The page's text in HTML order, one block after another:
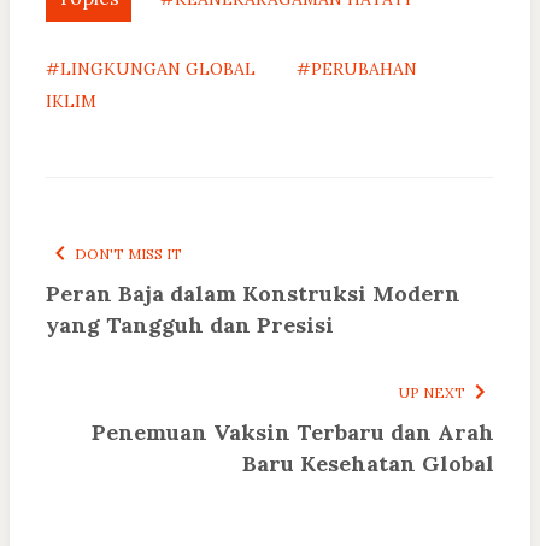
#LINGKUNGAN GLOBAL
#PERUBAHAN
IKLIM
DON'T MISS IT
Peran Baja dalam Konstruksi Modern
yang Tangguh dan Presisi
UP NEXT
Penemuan Vaksin Terbaru dan Arah
Baru Kesehatan Global